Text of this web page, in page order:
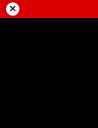
×